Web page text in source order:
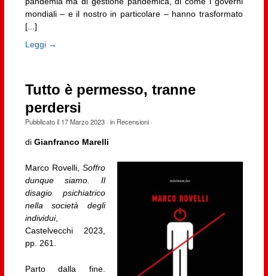
mondiali – e il nostro in particolare – hanno trasformato
[...]
Leggi →
Tutto è permesso, tranne
perdersi
Pubblicato il 17 Marzo 2023· in Recensioni·
di Gianfranco Marelli
Marco Rovelli,Soffro
dunque siamo. Il
disagio psichiatrico
nella società degli
individui,
Castelvecchi 2023,
pp. 261.
Parto dalla fine.